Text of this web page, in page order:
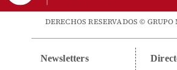
DERECHOS RESERVADOS ©
Newsletters